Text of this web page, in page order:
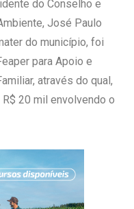
do Conselho e
José Paulo
do município, foi
para Apoio e
através do qual,
20 mil envolvendo o